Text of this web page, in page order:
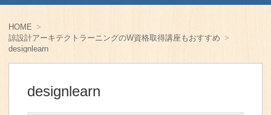
HOME
諒設計アーキテクトラーニングのW資格取得講座もおすすめ
designlearn
designlearn